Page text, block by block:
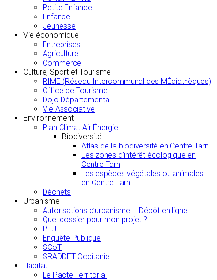
Petite Enfance
Enfance
Jeunesse
Vie économique
Entreprises
Agriculture
Commerce
Culture, Sport et Tourisme
RIME (Réseau Intercommunal des MÉdiathèques)
Office de Tourisme
Dojo Départemental
Vie Associative
Environnement
Plan Climat Air Énergie
Biodiversité
Atlas de la biodiversité en Centre Tarn
Les zones d’intérêt écologique en
Centre Tarn
Les espèces végétales ou animales
en Centre Tarn
Déchets
Urbanisme
Autorisations d’urbanisme – Dépôt en ligne
Quel dossier pour mon projet ?
PLUi
Enquête Publique
SCoT
SRADDET Occitanie
Habitat
Le Pacte Territorial